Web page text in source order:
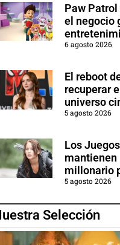
Paw
el negocio
6 agosto 2026
El reboot
recuperar
universo
5 agosto 2026
Los
mantienen
millonario
5 agosto 2026
Selección